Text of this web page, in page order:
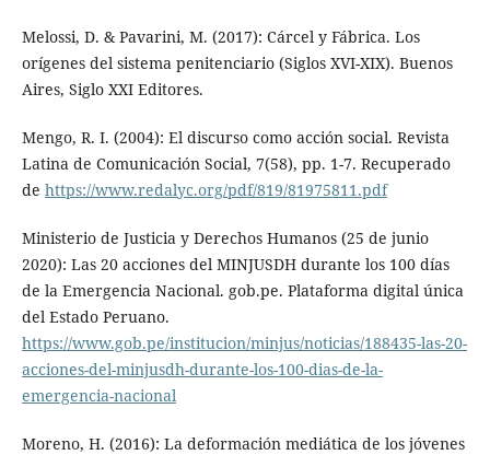
Melossi, D. & Pavarini, M. (2017): Cárcel y Fábrica. Los
orígenes del sistema penitenciario (Siglos XVI-XIX). Buenos
Aires, Siglo XXI Editores.
Mengo, R. I. (2004): El discurso como acción social. Revista
Latina de Comunicación Social, 7(58), pp. 1-7. Recuperado
de https://www.redalyc.org/pdf/819/81975811.pdf
Ministerio de Justicia y Derechos Humanos (25 de junio
2020): Las 20 acciones del MINJUSDH durante los 100 días
de la Emergencia Nacional. gob.pe. Plataforma digital única
del Estado Peruano.
https://www.gob.pe/institucion/minjus/noticias/188435-las-20-
acciones-del-minjusdh-durante-los-100-dias-de-la-
emergencia-nacional
Moreno, H. (2016): La deformación mediática de los jóvenes